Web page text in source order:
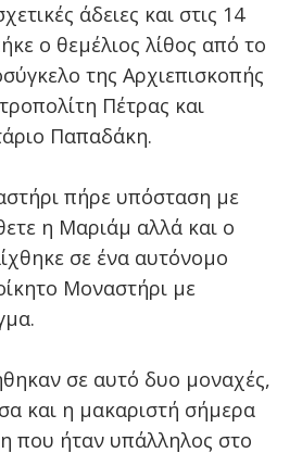
άδειες και στις 14
ο θεμέλιος λίθος από το
της Αρχιεπισκοπής
Πέτρας και
Παπαδάκη.
πήρε υπόσταση με
η Μαριάμ αλλά και ο
σε ένα αυτόνομο
Μοναστήρι με
σε αυτό δυο μοναχές,
και η μακαριστή σήμερα
που ήταν υπάλληλος στο